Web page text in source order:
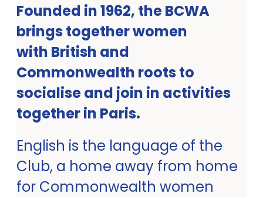
Founded in 1962, the BCWA
brings together women
with British and
Commonwealth roots to
socialise and join in activities
together in Paris.
English is the language of the
Club, a home away from home
for Commonwealth women